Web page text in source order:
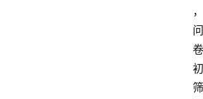
，
问
卷
初
筛